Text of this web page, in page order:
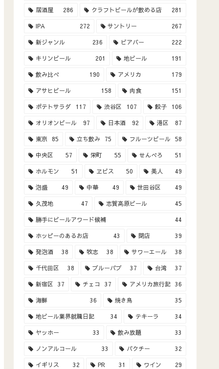
居酒屋 286 クラフトビールが飲める店 281
IPA 272 サントリー 267
新ジャンル 236 ビアバー 222
キリンビール 201 地ビール 191
飲み比べ 190 アメリカ 179
アサヒビール 158 肉食 151
ポテトサラダ 117 渋谷区 107 餃子 106
オリオンビール 97 日本酒 92 港区 87
東京 85 立ち飲み 75 フルーツビール 58
中央区 57 栄町 55 せんべろ 51
ホルモン 51 ヱビス 50 美人 49
泡盛 49 中華 49 世田谷区 49
久茂地 47 志賀高原ビール 45
勝手にビールアワード候補 44
ホッピーのあるお店 43 閉店 39
発泡酒 38 牧志 38 サワーエール 38
千代田区 38 ブルーパブ 37 台湾 37
新宿区 37 チェコ 37 アメリカ旅行記 36
海鮮 36 焼き鳥 35
地ビール業界就職日記 34 テキーラ 34
ヤッホー 33 飲み放題 33
ノンアルコール 33 パクチー 32
イギリス 32 PR 31 ワイン 29